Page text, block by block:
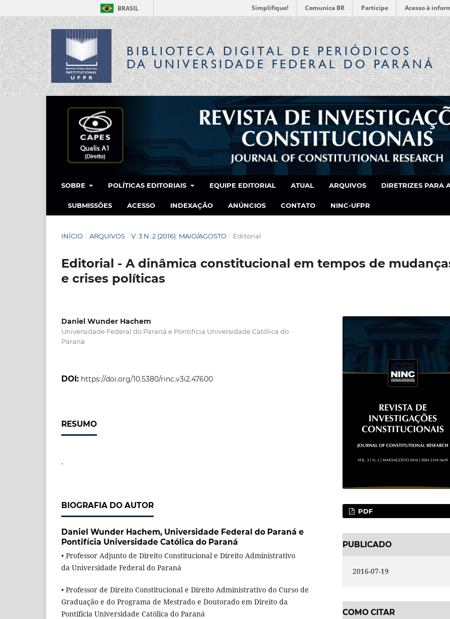
BRASIL Simplifique! Comunica BR Participe Acesso à
BIBLIOTECA DIGITALDE PERIÓDICOS
DA UNIVERSIDADE FEDERAL DO PARANÁ
SOBRE POLÍTICAS EDITORIAIS EQUIPE EDITORIAL ATUAL ARQUIVOS DIRETRIZES PARA
SUBMISSÕES ACESSO INDEXAÇÃO ANÚNCIOS CONTATO NINC-UFPR
INÍCIO / ARQUIVOS / V. 3 N. 2 (2016): MAIO/AGOSTO / Editorial
Editorial - A dinâmica constitucional em tempos de
e crises políticas
Daniel Wunder Hachem
Universidade Federal do Paraná e Pontifícia Universidade Católica do
Paraná
DOI: https://doi.org/10.5380/rinc.v3i2.47600
RESUMO
.
BIOGRAFIA DO AUTOR
Daniel Wunder Hachem, Universidade Federal do Paraná e
Pontifícia Universidade Católica do Paraná
• Professor Adjunto de Direito Constitucional e Direito Administrativo
da Universidade Federal do Paraná
• Professor de Direito Constitucional e Direito Administrativo do Curso de
Graduação e do Programa de Mestrado e Doutorado em Direito da
Pontifícia Universidade Católica do Paraná
PDF
PUBLICADO
2016-07-19
COMO CITAR